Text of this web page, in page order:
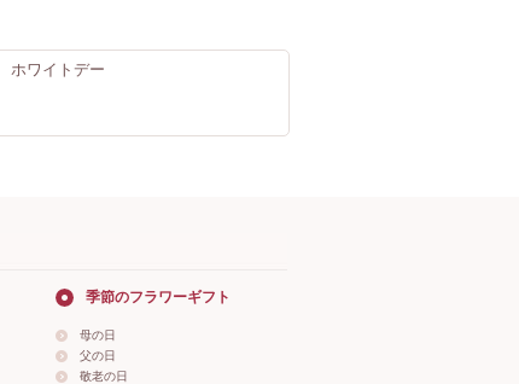
ホワイトデー
季節のフラワーギフト
母の日
父の日
敬老の日